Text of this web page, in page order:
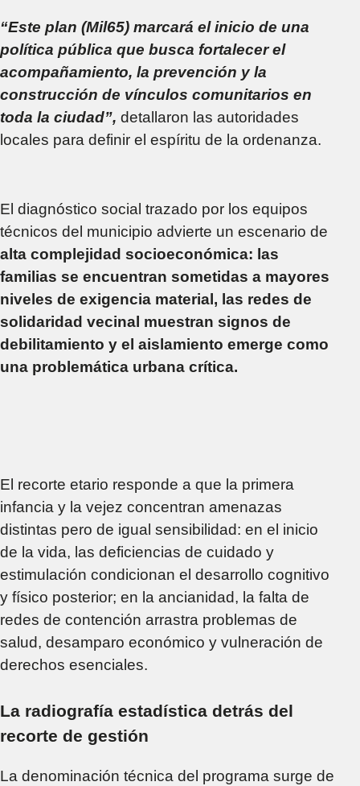
“Este plan (Mil65) marcará el inicio de una
política pública que busca fortalecer el
acompañamiento, la prevención y la
construcción de vínculos comunitarios en
toda la ciudad”, detallaron las autoridades
locales para definir el espíritu de la ordenanza.
El diagnóstico social trazado por los equipos
técnicos del municipio advierte un escenario de
alta complejidad socioeconómica: las
familias se encuentran sometidas a mayores
niveles de exigencia material, las redes de
solidaridad vecinal muestran signos de
debilitamiento y el aislamiento emerge como
una problemática urbana crítica.
El recorte etario responde a que la primera
infancia y la vejez concentran amenazas
distintas pero de igual sensibilidad: en el inicio
de la vida, las deficiencias de cuidado y
estimulación condicionan el desarrollo cognitivo
y físico posterior; en la ancianidad, la falta de
redes de contención arrastra problemas de
salud, desamparo económico y vulneración de
derechos esenciales.
La radiografía estadística detrás del
recorte de gestión
La denominación técnica del programa surge de